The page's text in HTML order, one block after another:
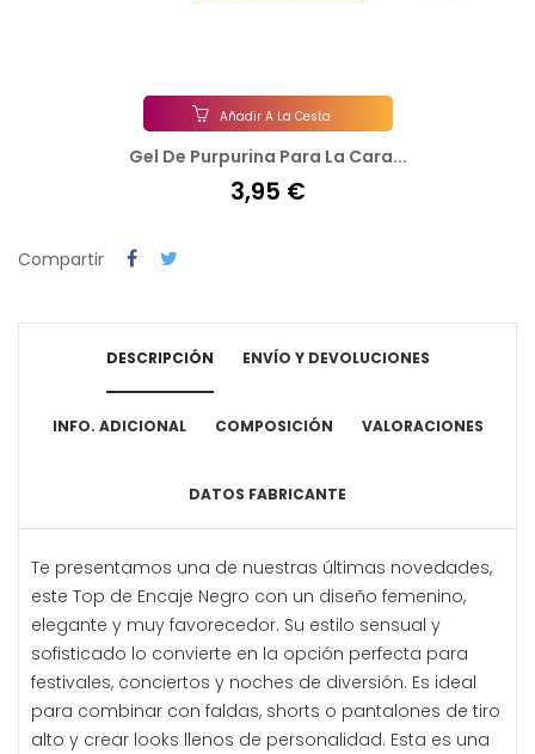
Añadir A La Cesta
Gel De Purpurina Para La Cara...
3,95 €
Compartir
DESCRIPCIÓN ENVÍO Y DEVOLUCIONES
INFO. ADICIONAL COMPOSICIÓN VALORACIONES
DATOS FABRICANTE
Te presentamos una de nuestras últimas novedades,
este Top de Encaje Negro con un diseño femenino,
elegante y muy favorecedor. Su estilo sensual y
sofisticado lo convierte en la opción perfecta para
festivales, conciertos y noches de diversión. Es ideal
para combinar con faldas, shorts o pantalones de tiro
alto y crear looks llenos de personalidad. Esta es una